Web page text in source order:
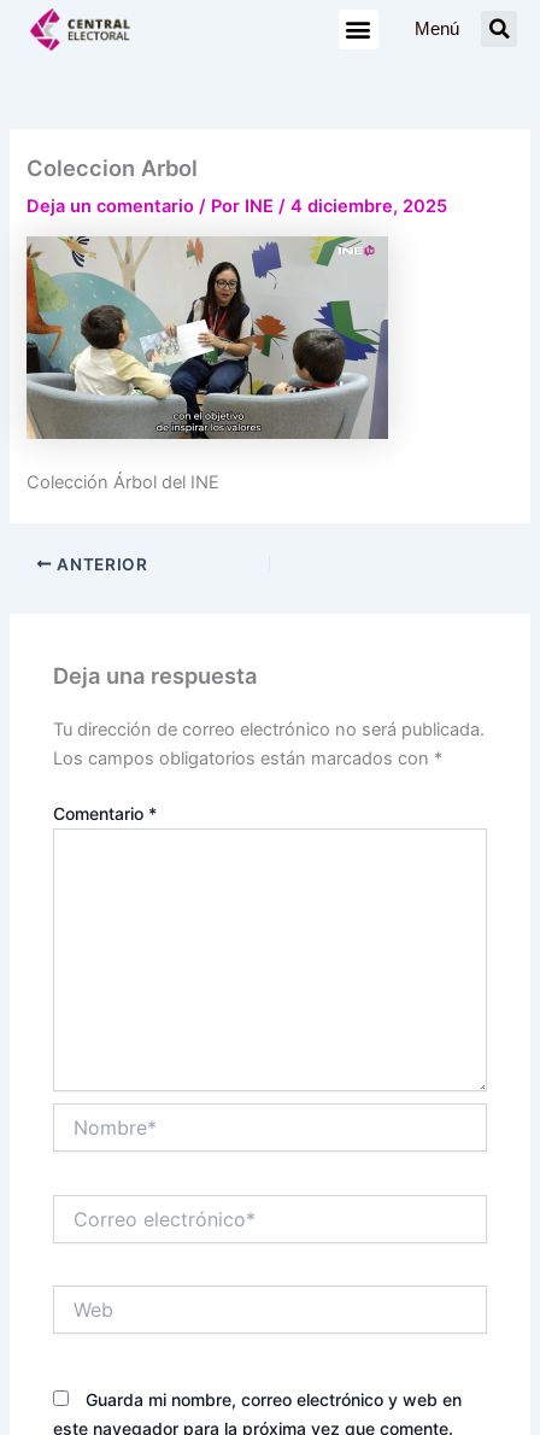
Menú
Coleccion Arbol
Deja un comentario / Por INE/4 diciembre, 2025
Colección Árbol del INE
ANTERIOR
Deja una respuesta
Tu dirección de correo electrónico no será publicada.
Los campos obligatorios están marcados con *
Comentario *
electrónico*
Guarda mi nombre, correo electrónico y web en
este navegador para la próxima vez que comente.